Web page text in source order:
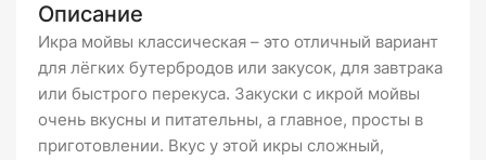
Описание
Икра мойвы классическая – это отличный вариант
для лёгких бутербродов или закусок, для завтрака
или быстрого перекуса. Закуски с икрой мойвы
очень вкусны и питательны, а главное, просты в
приготовлении. Вкус у этой икры сложный,